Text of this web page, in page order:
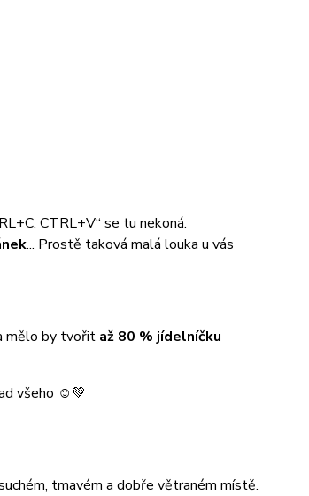
CTRL+V“ se tu nekoná.
... Prostě taková malá louka u vás
mělo by tvořit až 80 % jídelníčku
všeho ☺️💚
tmavém a dobře větraném místě.